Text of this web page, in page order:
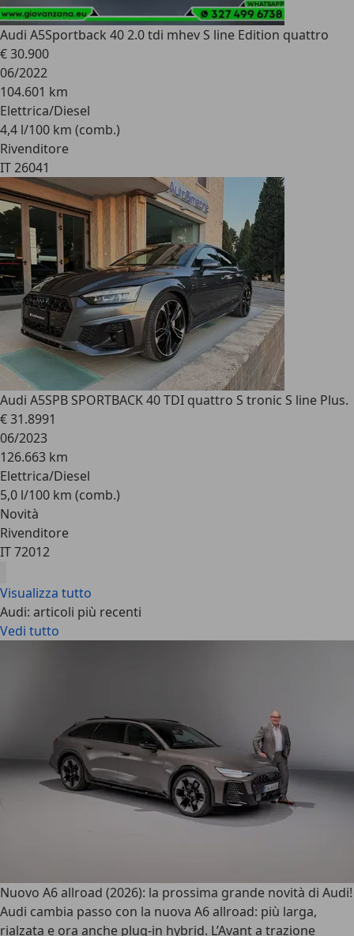
Audi A5Sportback 40 2.0 tdi mhev S line Edition quattro
€ 30.900
06/2022
104.601 km
Elettrica/Diesel
4,4 l/100 km (comb.)
Rivenditore
IT 26041
Audi A5SPB SPORTBACK 40 TDI quattro S tronic S line Plus.
€ 31.8991
06/2023
126.663 km
Elettrica/Diesel
5,0 l/100 km (comb.)
Novità
Rivenditore
IT 72012
Visualizza tutto
Audi: articoli più recenti
Vedi tutto
Nuovo A6 allroad (2026): la prossima grande novità di Audi!
Audi cambia passo con la nuova A6 allroad: più larga,
rialzata e ora anche plug-in hybrid. L’Avant a trazione